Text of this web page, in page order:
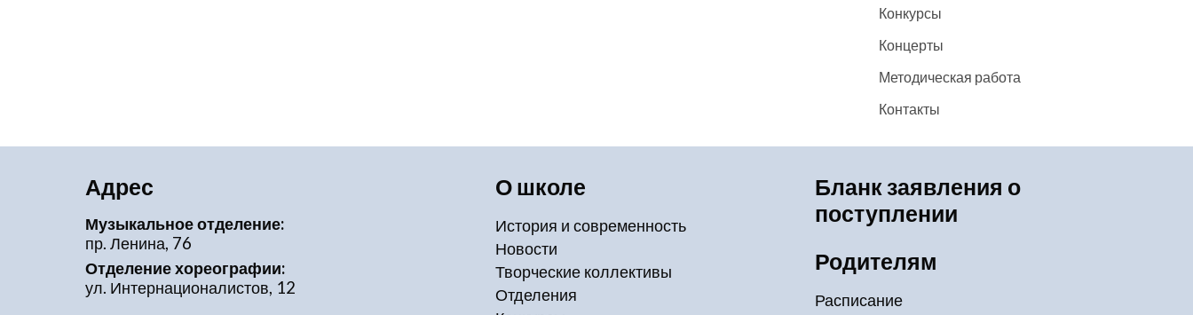
Конкурсы
Концерты
Методическая работа
Контакты
Адрес
Музыкальное отделение:
пр. Ленина, 76
Отделение хореографии:
ул. Интернационалистов, 12
О школе
История и современность
Новости
Творческие коллективы
Отделения
Бланк заявления о
поступлении
Родителям
Расписание